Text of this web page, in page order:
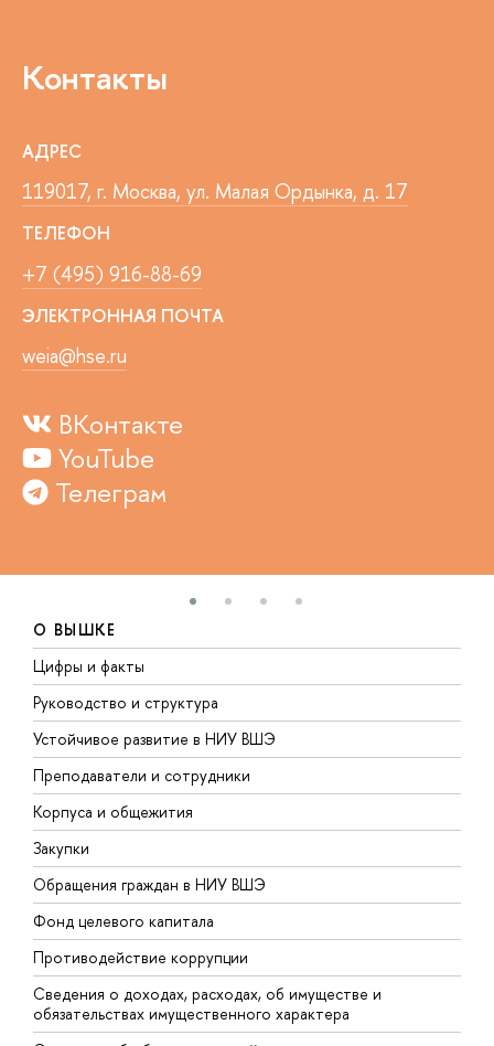
Контакты
АДРЕС
119017, г. Москва, ул. Малая Ордынка, д. 17
ТЕЛЕФОН
+7 (495) 916-88-69
ЭЛЕКТРОННАЯ ПОЧТА
weia@hse.ru
ВКонтакте
YouTube
Телеграм
О ВЫШКЕ
Цифры и факты
Руководство и структура
Устойчивое развитие в НИУ ВШЭ
Преподаватели и сотрудники
Корпуса и общежития
Закупки
Обращения граждан в НИУ ВШЭ
Фонд целевого капитала
Противодействие коррупции
Сведения о доходах, расходах, об имуществе и
обязательствах имущественного характера